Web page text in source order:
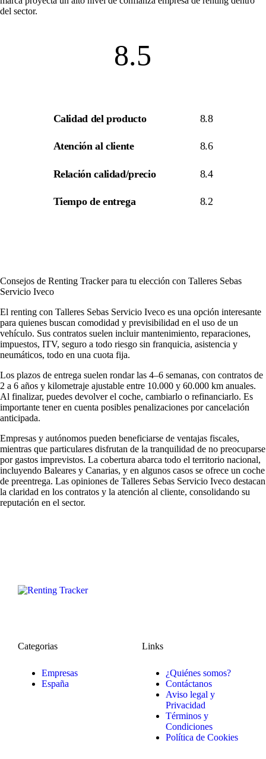
del sector.
8.5
Calidad del producto 8.8
Atención al cliente 8.6
Relación calidad/precio 8.4
Tiempo de entrega 8.2
Consejos de Renting Tracker para tu elección con Talleres Sebas
Servicio Iveco
El renting con Talleres Sebas Servicio Iveco es una opción interesante
para quienes buscan comodidad y previsibilidad en el uso de un
vehículo. Sus contratos suelen incluir mantenimiento, reparaciones,
impuestos, ITV, seguro a todo riesgo sin franquicia, asistencia y
neumáticos, todo en una cuota fija.
Los plazos de entrega suelen rondar las 4–6 semanas, con contratos de
2 a 6 años y kilometraje ajustable entre 10.000 y 60.000 km anuales.
Al finalizar, puedes devolver el coche, cambiarlo o refinanciarlo. Es
importante tener en cuenta posibles penalizaciones por cancelación
anticipada.
Empresas y autónomos pueden beneficiarse de ventajas fiscales,
mientras que particulares disfrutan de la tranquilidad de no preocuparse
por gastos imprevistos. La cobertura abarca todo el territorio nacional,
incluyendo Baleares y Canarias, y en algunos casos se ofrece un coche
de preentrega. Las opiniones de Talleres Sebas Servicio Iveco destacan
la claridad en los contratos y la atención al cliente, consolidando su
reputación en el sector.
Categorias
Empresas
España
Links
¿Quiénes somos?
Contáctanos
Aviso legal y
Privacidad
Términos y
Condiciones
Política de Cookies